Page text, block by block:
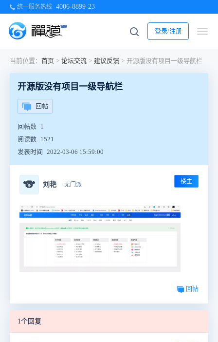
统一服务热线 4006-8899-23
登录/注册
当前位置： 首页 > 论坛交流 > 建议反馈 > 开源版没有项目一级导航栏
开源版没有项目一级导航栏
回帖
回帖数 1
阅读数 1521
发表时间
2022-03-06 15:59:00
🐨 刘艳 无门派 楼主
回帖
1个回复